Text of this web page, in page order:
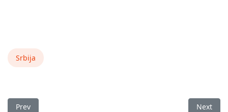
Srbija
Previous article: Oznake na kolovozu - autobusko stajalište
Prev Next
Next